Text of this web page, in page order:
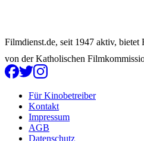
Filmdienst.de, seit 1947 aktiv,
von der Katholischen
Für Kinobetreiber
Kontakt
Impressum
AGB
Datenschutz